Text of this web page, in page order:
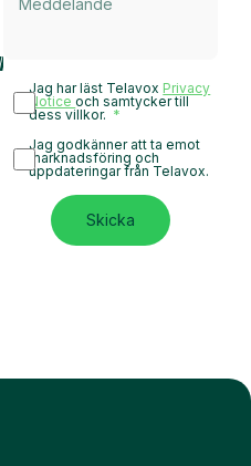
Jag har läst Telavox Privacy
Noticeoch samtycker till
dess villkor.
Jag godkänner att ta emot
marknadsföring och
uppdateringar från Telavox.
Skicka